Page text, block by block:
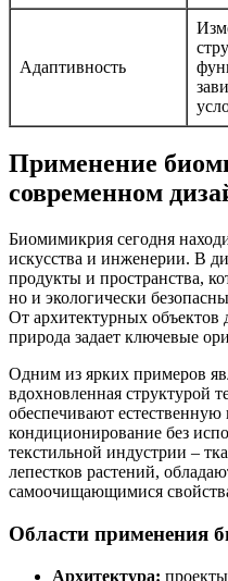
Адаптивность
Применение
современном
Биомимикрия сегодня
искусства и инженерии. В
продукты и пространства,
но и экологически
От архитектурных
природа задает ключевые
Одним из ярких примеров
вдохновленная структурой
обеспечивают
кондиционирование без
текстильной индустрии –
лепестков растений,
самоочищающимися
Области применения
Архитектура: